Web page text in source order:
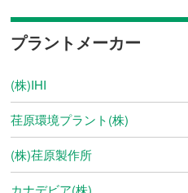
プラントメーカー
(株)IHI
荏原環境プラント(株)
(株)荏原製作所
カナデビア(株)